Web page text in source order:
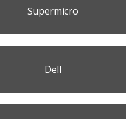
Supermicro
Dell